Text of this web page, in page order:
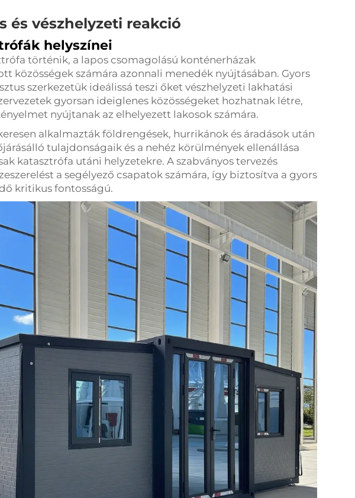
és vészhelyzeti reakció
helyszínei
történik, a lapos csomagolású konténerházak
közösségek számára azonnali menedék nyújtásában. Gyors
szerkezetük ideálissá teszi őket vészhelyzeti lakhatási
gyorsan ideiglenes közösségeket hozhatnak létre,
nyújtanak az elhelyezett lakosok számára.
alkalmazták földrengések, hurrikánok és áradások után
tulajdonságaik és a nehéz körülmények ellenállása
katasztrófa utáni helyzetekre. A szabványos tervezés
a segélyező csapatok számára, így biztosítva a gyors
kritikus fontosságú.